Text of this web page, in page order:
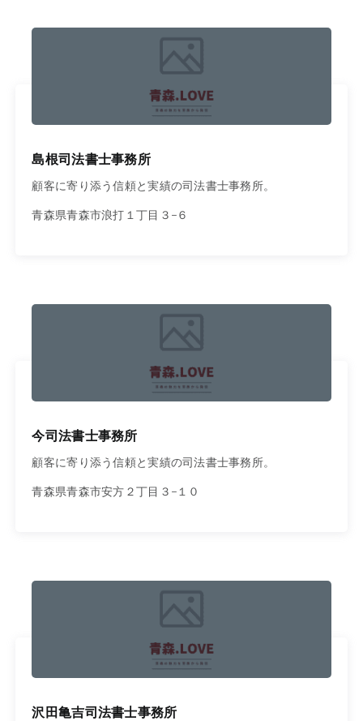
島根司法書士事務所
顧客に寄り添う信頼と実績の司法書士事務所。
青森県青森市浪打１丁目３−６
今司法書士事務所
顧客に寄り添う信頼と実績の司法書士事務所。
青森県青森市安方２丁目３−１０
沢田亀吉司法書士事務所